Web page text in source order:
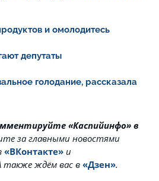
и омолодитесь
депутаты
голодание, рассказала
«Каспийинфо» в
за главными новостями
«ВКонтакте» и
также ждём вас в «Дзен».